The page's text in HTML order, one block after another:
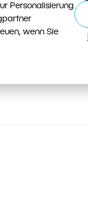
Personalisierung
wenn Sie